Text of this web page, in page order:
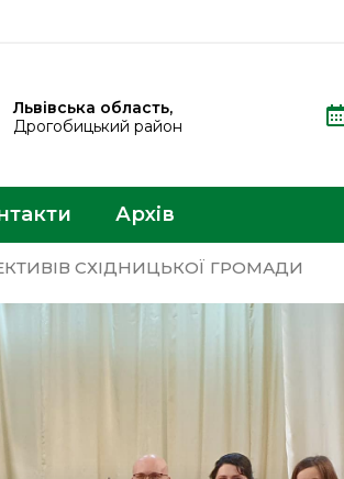
Львівська область,
Дрогобицький район
Архів
СХІДНИЦЬКОЇ ГРОМАДИ